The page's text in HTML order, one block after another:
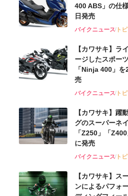
400 ABS」の仕
日発売
バイクニュースト
【カワサキ】ラ
ージしたスポー
「Ninja 400」
売
バイクニュースト
【カワサキ】躍
グのスーパーネ
「Z250」「
に発売
バイクニュースト
【カワサキ】ス
ンによるパフォ